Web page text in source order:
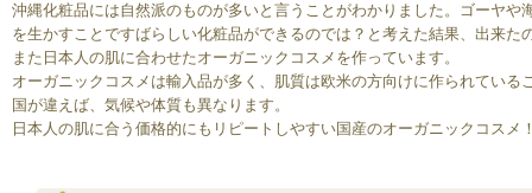
沖縄化粧品には自然派のものが多いと言うことがわかりました。ゴーヤ
を生かすことですばらしい化粧品ができるのでは？ と考えた結果、出来
また日本人の肌に合わせたオーガニックコスメを作っています。
オーガニックコスメは輸入品が多く、肌質は欧米の方向けに作られている
国が違えば、気候や体質も異なります。
日本人の肌に合う価格的にもリピートしやすい国産のオーガニックコスメ